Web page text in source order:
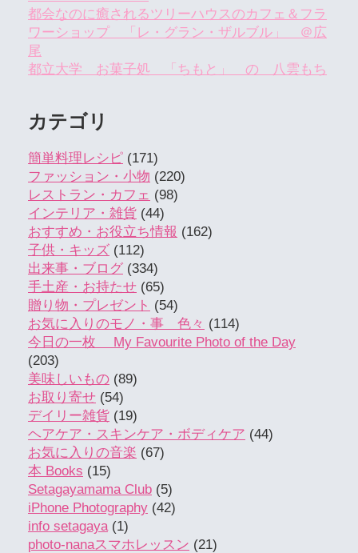
都会なのに癒されるツリーハウスのカフェ＆フラ
ワーショップ 「レ・グラン・ザルブル」 ＠広
尾
都立大学 お菓子処 「ちもと」 の 八雲もち
カテゴリ
簡単料理レシピ (171)
ファッション・小物 (220)
レストラン・カフェ (98)
インテリア・雑貨 (44)
おすすめ・お役立ち情報 (162)
子供・キッズ (112)
出来事・ブログ (334)
手土産・お持たせ (65)
贈り物・プレゼント (54)
お気に入りのモノ・事 色々 (114)
今日の一枚 My Favourite Photo of the Day
(203)
美味しいもの (89)
お取り寄せ (54)
デイリー雑貨 (19)
ヘアケア・スキンケア・ボディケア (44)
お気に入りの音楽 (67)
本 Books (15)
Setagayamama Club (5)
iPhone Photography (42)
info setagaya(1)
photo-nanaスマホレッスン (21)